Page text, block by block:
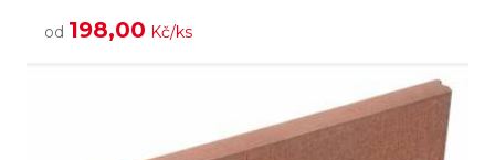
od 198,00 Kč/ks